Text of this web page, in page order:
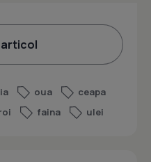
articol
oua
ceapa
faina ulei